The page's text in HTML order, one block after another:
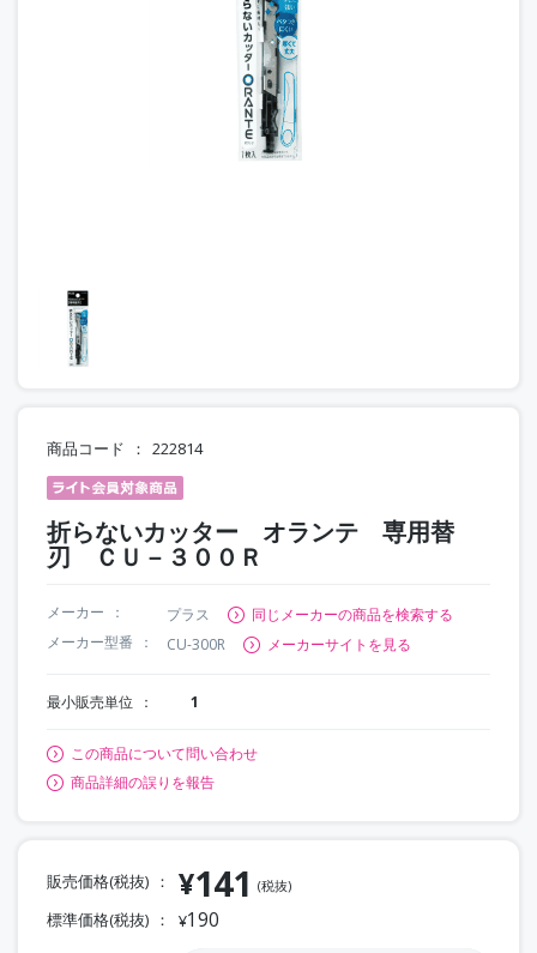
商品コード 222814
折らないカッター オランテ 専用替
刃 ＣＵ－３００Ｒ
メーカー プラス
同じメーカーの商品を検索する
メーカー型番
CU-300R メーカーサイトを見る
最小販売単位 1
この商品について問い合わせ
商品詳細の誤りを報告
販売価格(税抜) ¥141 (税抜)
標準価格(税抜) ¥190